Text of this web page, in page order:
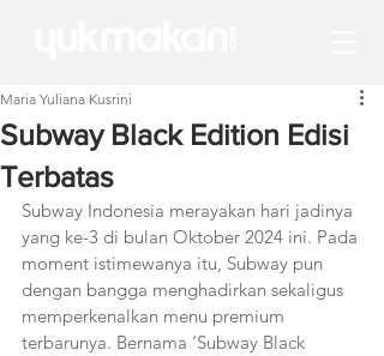
Subway Black Edition Edisi
Terbatas
Maria Yuliana Kusrini
Subway Indonesia merayakan hari jadinya
yang ke-3 di bulan Oktober 2024 ini. Pada
moment istimewanya itu, Subway pun
dengan bangga menghadirkan sekaligus
memperkenalkan menu premium
terbarunya. Bernama ‘Subway Black